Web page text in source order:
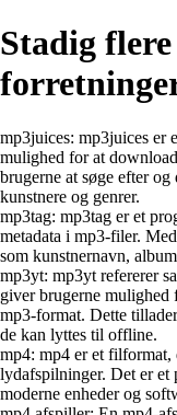
Stadig
mp3juices: mp3juices er
mulighed for at
brugerne at søge efter
kunstnere og genrer.
mp3tag: mp3tag er et
metadata i mp3-filer.
som kunstnernavn,
mp3yt: mp3yt refererer
giver brugerne
mp3-format. Dette
de kan lyttes til offline.
mp4: mp4 er et filformat,
lydafspilninger. Det er et
moderne enheder og